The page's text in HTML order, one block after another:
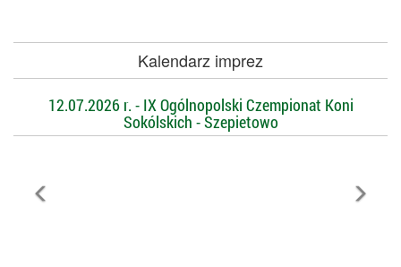
Kalendarz imprez
12.07.2026 r. - IX Ogólnopolski Czempionat Koni
Sokólskich - Szepietowo